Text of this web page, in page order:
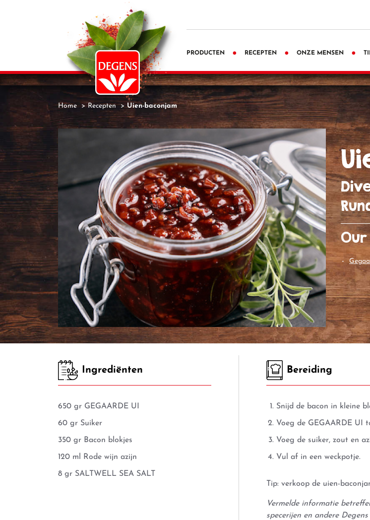
PRODUCTEN RECEPTEN ONZE MENSEN
Home Recepten Uien-baconjam
Ingrediënten
650 gr GEGAARDE UI
60 gr Suiker
350 gr Bacon blokjes
120 ml Rode wijn azijn
8 gr SALTWELL SEA SALT
Bereiding
Snijd de bacon in kleine
Voeg de GEGAARDE UI
Voeg de suiker, zout en
Vul af in een weckpotje.
Tip: verkoop de uien-
Vermelde informatie
specerijen en andere